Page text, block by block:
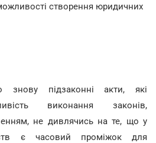
створення юридичних
знову підзаконні акти, які
виконання законів,
не дивлячись на те, що у
є часовий проміжок для